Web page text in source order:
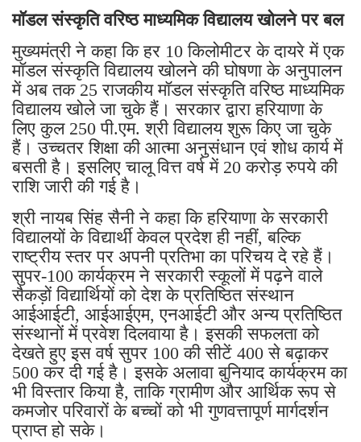
मॉडल संस्कृति वरिष्ठ माध्यमिक विद्यालय खोलने पर बल
मुख्यमंत्री ने कहा कि हर 10 किलोमीटर के दायरे में एक
मॉडल संस्कृति विद्यालय खोलने की घोषणा के अनुपालन
में अब तक 25 राजकीय मॉडल संस्कृति वरिष्ठ माध्यमिक
विद्यालय खोले जा चुके हैं। सरकार द्वारा हरियाणा के
लिए कुल 250 पी.एम. श्री विद्यालय शुरू किए जा चुके
हैं। उच्चतर शिक्षा की आत्मा अनुसंधान एवं शोध कार्य में
बसती है। इसलिए चालू वित्त वर्ष में 20 करोड़ रुपये की
राशि जारी की गई है।
श्री नायब सिंह सैनी ने कहा कि हरियाणा के सरकारी
विद्यालयों के विद्यार्थी केवल प्रदेश ही नहीं, बल्कि
राष्ट्रीय स्तर पर अपनी प्रतिभा का परिचय दे रहे हैं।
सुपर-100 कार्यक्रम ने सरकारी स्कूलों में पढ़ने वाले
सैकड़ों विद्यार्थियों को देश के प्रतिष्ठित संस्थान
आईआईटी, आईआईएम, एनआईटी और अन्य प्रतिष्ठित
संस्थानों में प्रवेश दिलवाया है। इसकी सफलता को
देखते हुए इस वर्ष सुपर 100 की सीटें 400 से बढ़ाकर
500 कर दी गई है। इसके अलावा बुनियाद कार्यक्रम का
भी विस्तार किया है, ताकि ग्रामीण और आर्थिक रूप से
कमजोर परिवारों के बच्चों को भी गुणवत्तापूर्ण मार्गदर्शन
प्राप्त हो सके।